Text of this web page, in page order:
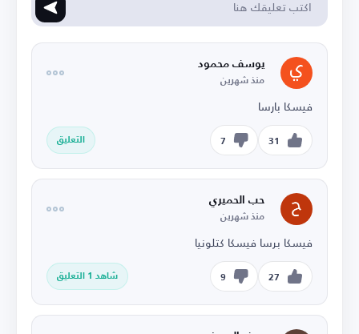
يوسف محمود
منذ شهرين
فيسكا بارسا
31
7 التعليق
حب الحميري
منذ شهرين
فيسكا برسا فيسكا كتلونيا
27
9 شاهد 1 التعليق